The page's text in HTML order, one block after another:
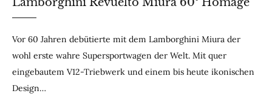
Vor 60 Jahren debütierte mit dem Lamborghini Miura der
wohl erste wahre Supersportwagen der Welt. Mit quer
eingebautem V12-Triebwerk und einem bis heute ikonischen
Design…